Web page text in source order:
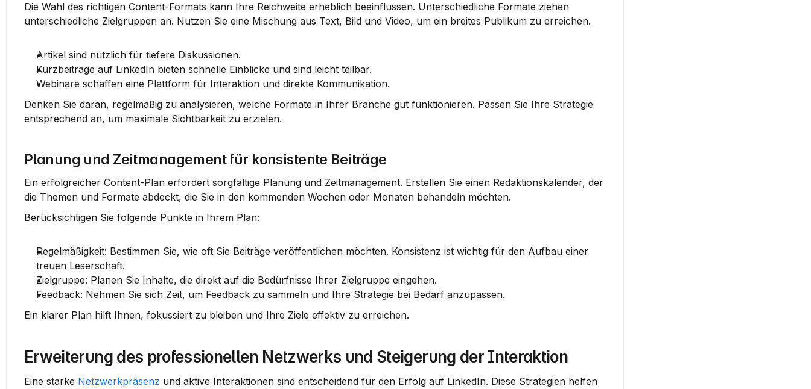
Die Wahl des richtigen Content-Formats kann Ihre Reichweite erheblich beeinflussen. Unterschiedliche Formate ziehen
unterschiedliche Zielgruppen an. Nutzen Sie eine Mischung aus Text, Bild und Video, um ein breites Publikum zu erreichen.
Artikel sind nützlich für tiefere Diskussionen.
Kurzbeiträge auf LinkedIn bieten schnelle Einblicke und sind leicht teilbar.
Webinare schaffen eine Plattform für Interaktion und direkte Kommunikation.
Denken Sie daran, regelmäßig zu analysieren, welche Formate in Ihrer Branche gut funktionieren. Passen Sie Ihre Strategie
entsprechend an, um maximale Sichtbarkeit zu erzielen.
Planung und Zeitmanagement für konsistente Beiträge
Ein erfolgreicher Content-Plan erfordert sorgfältige Planung und Zeitmanagement. Erstellen Sie einen Redaktionskalender, der
die Themen und Formate abdeckt, die Sie in den kommenden Wochen oder Monaten behandeln möchten.
Berücksichtigen Sie folgende Punkte in Ihrem Plan:
Regelmäßigkeit: Bestimmen Sie, wie oft Sie Beiträge veröffentlichen möchten. Konsistenz ist wichtig für den Aufbau einer
treuen Leserschaft.
Zielgruppe: Planen Sie Inhalte, die direkt auf die Bedürfnisse Ihrer Zielgruppe eingehen.
Feedback: Nehmen Sie sich Zeit, um Feedback zu sammeln und Ihre Strategie bei Bedarf anzupassen.
Ein klarer Plan hilft Ihnen, fokussiert zu bleiben und Ihre Ziele effektiv zu erreichen.
Erweiterung des professionellen Netzwerks und Steigerung der Interaktion
Eine starke Netzwerkpräsenz und aktive Interaktionen sind entscheidend für den Erfolg auf LinkedIn. Diese Strategien helfen